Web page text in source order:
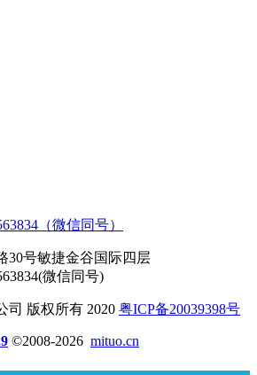
（微信同号）
30号敏捷金谷国际四层
微信同号)
司 版权所有 2020 粤ICP备20039398号
©2008-2026 mituo.cn